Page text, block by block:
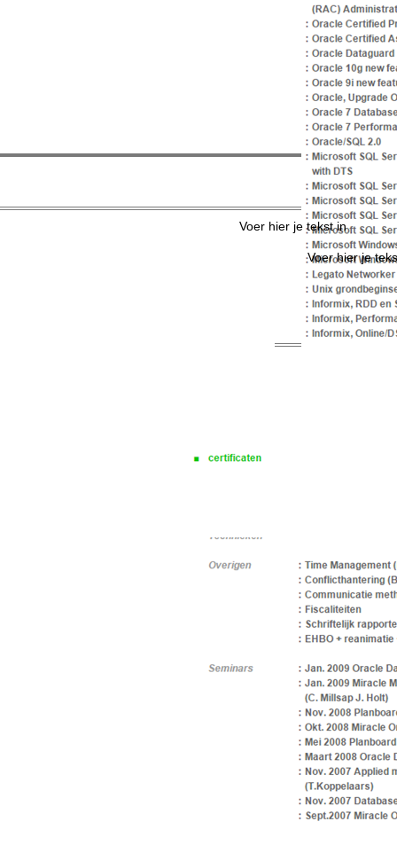
Voer hier je
Voer hier
Voer hier je tekst in